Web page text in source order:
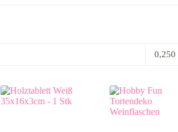
0,250